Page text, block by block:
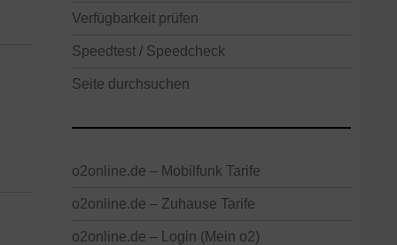
Verfügbarkeit prüfen
Speedtest / Speedcheck
Seite durchsuchen
o2online.de – Mobilfunk Tarife
o2online.de – Zuhause Tarife
o2online.de – Login (Mein o2)